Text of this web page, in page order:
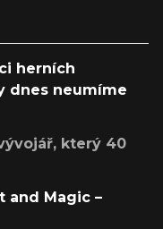
herních
dnes neumíme
který 40
and Magic –